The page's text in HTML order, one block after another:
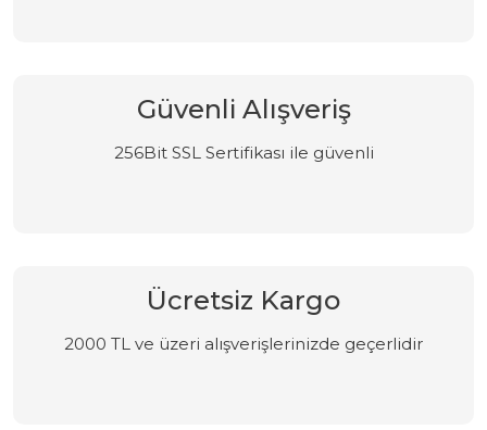
Güvenli Alışveriş
256Bit SSL Sertifikası ile güvenli
Ücretsiz Kargo
2000 TL ve üzeri alışverişlerinizde geçerlidir